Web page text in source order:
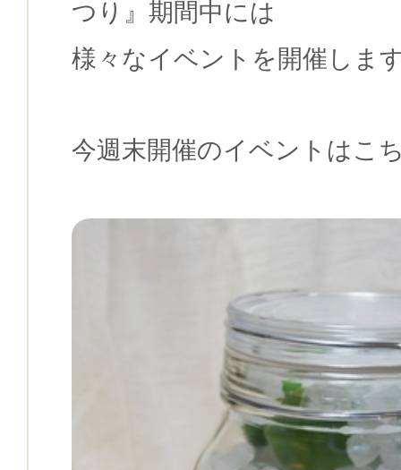
つり』期間中には
様々なイベントを開催しま
今週末開催のイベントはこ